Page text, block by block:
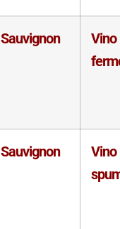
Sauvignon
Vino
Sauvignon
Vino